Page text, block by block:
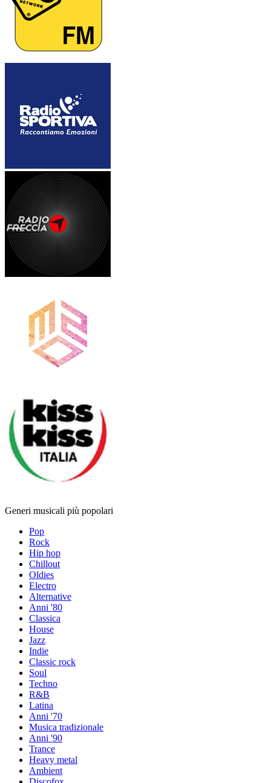
Generi musicali più popolari
Pop
Rock
Hip hop
Chillout
Oldies
Electro
Alternative
Anni '80
Classica
House
Jazz
Indie
Classic rock
Soul
Techno
R&B
Latina
Anni '70
Musica tradizionale
Anni '90
Trance
Heavy metal
Ambient